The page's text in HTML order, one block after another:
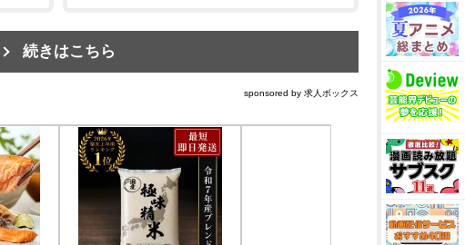
続きはこちら
sponsored by 求人ボックス